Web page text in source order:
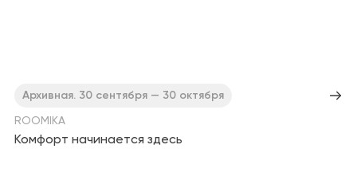
Архивная. 30 сентября — 30 октября
ROOMIKA
Комфорт начинается здесь